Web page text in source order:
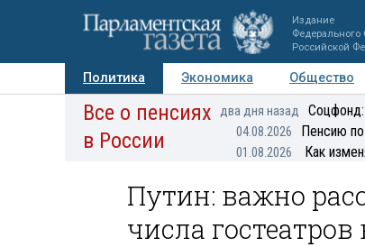
Издание
Федерального
Российской
Политика Экономика Общество
Авторы Персоны Мнения
Все о пенсиях
в России
два дня назад Соцфонд:
04.08.2026 Пенсию по
01.08.2026 Как
Путин: важно
числа гостеатров